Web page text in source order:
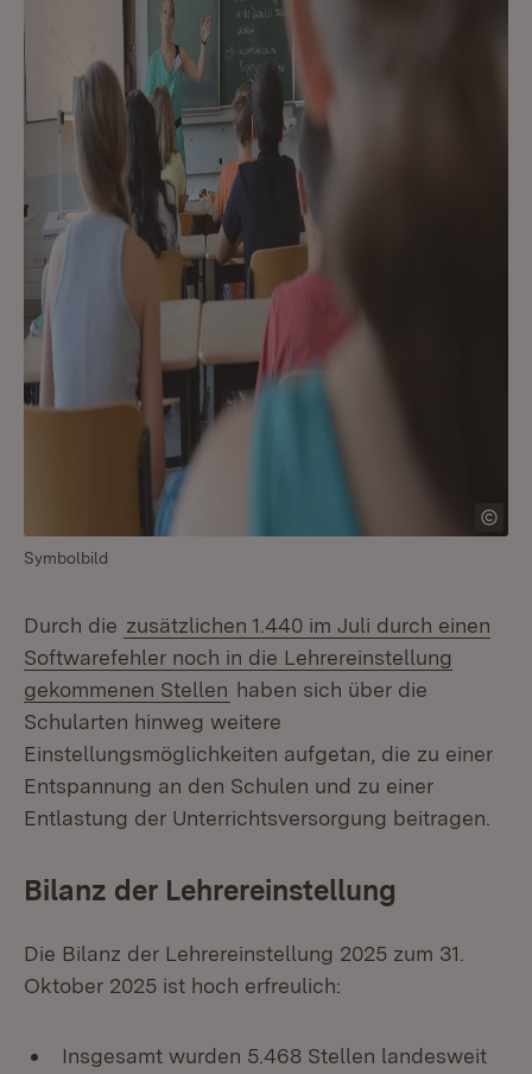
Symbolbild
Durch die zusätzlichen 1.440 im Juli durch einen
Softwarefehler noch in die Lehrereinstellung
gekommenen Stellen haben sich über die
Schularten hinweg weitere
Einstellungsmöglichkeiten aufgetan, die zu einer
Entspannung an den Schulen und zu einer
Entlastung der Unterrichtsversorgung beitragen.
Bilanz der Lehrereinstellung
Die Bilanz der Lehrereinstellung 2025 zum 31.
Oktober 2025 ist hoch erfreulich:
Insgesamt wurden 5.468 Stellen landesweit